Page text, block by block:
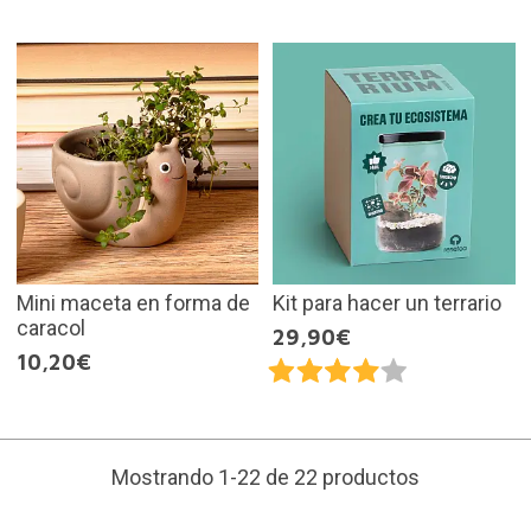
Mini maceta en forma de
caracol
10,20€
Kit para hacer un terrario
29,90€
Mostrando 1-22 de 22 productos